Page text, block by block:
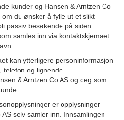
kunder og Hansen & Arntzen Co
om du ønsker å fylle ut et slikt
passiv besøkende på siden.
samles inn via kontaktskjemaet
kan ytterligere personinformasjon
telefon og lignende
& Arntzen Co AS og deg som
er opplysninger
AS selv samler inn. Innsamlingen